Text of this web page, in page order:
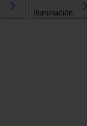
Iluminación